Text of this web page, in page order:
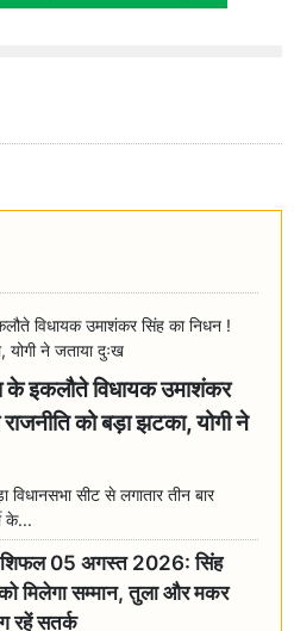
इकलौते विधायक उमाशंकर
को बड़ा झटका, योगी ने
सीट से लगातार तीन बार
के...
05 अगस्त 2026: सिंह
को मिलेगा सम्मान, तुला और मकर
रहें सतर्क